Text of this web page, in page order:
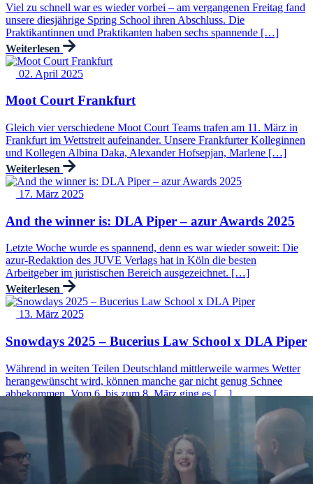
Viel zu schnell war es wieder vorbei – am vergangenen Freitag fand
unsere diesjährige Spring School ihren Abschluss. Die
Praktikantinnen und Praktikanten haben sechs spannende […]
Weiterlesen
02. April 2025
Moot Court Frankfurt
Gleich vier verschiedene Moot Court Teams trafen am 11. März in
Frankfurt im Wettstreit aufeinander. Unsere Frankfurter Kolleginnen
und Kollegen Albina Daka, Alexander Hofsepjan, Marlene […]
Weiterlesen
17. März 2025
And the winner is: DLA Piper – azur Awards 2025
Letzte Woche wurde es spannend, denn es war wieder soweit: Die
azur-Redaktion des JUVE Verlags hat in Köln die besten
Arbeitgeber im juristischen Bereich ausgezeichnet. […]
Weiterlesen
13. März 2025
Snowdays 2025 – Bucerius Law School x DLA Piper
Während in weiten Teilen Deutschland mittlerweile warmes Wetter
herangewünscht wird, können manche gar nicht genug Schnee
abbekommen. Vom 6. bis zum 8. März ging es […]
Weiterlesen
06. März 2025
Moot Courts München und Hamburg